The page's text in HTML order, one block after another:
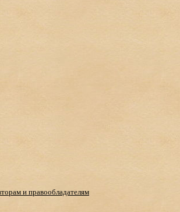
и правообладателям